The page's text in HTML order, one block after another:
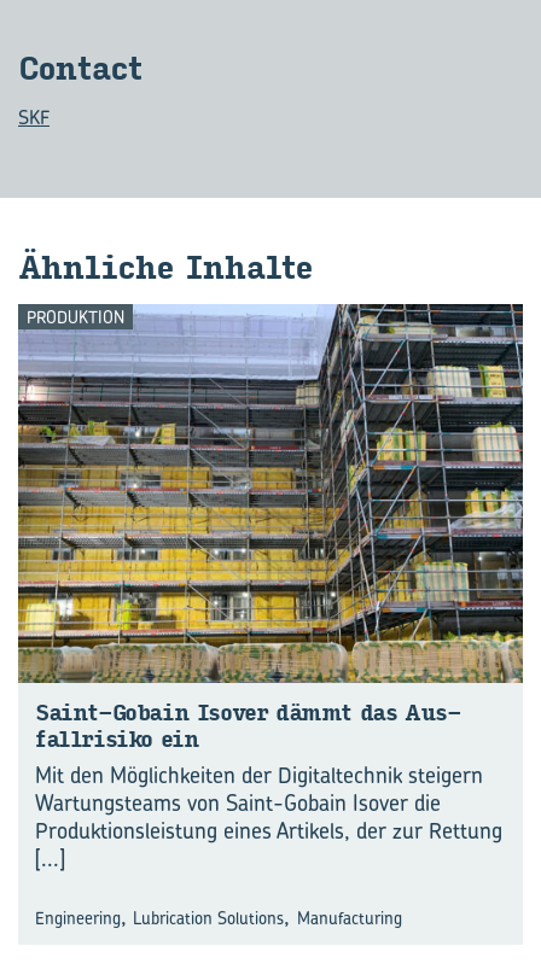
Con­tact
SKF
Ähn­li­che In­hal­te
PRODUKTION
Saint-​Gobain Is­over dämmt das Aus­
fall­ri­si­ko ein
Mit den Möglichkeiten der Digitaltechnik steigern
Wartungsteams von Saint-Gobain Isover die
Produktionsleistung eines Artikels, der zur Rettung
[...]
Engineering, Lubrication Solutions, Manufacturing